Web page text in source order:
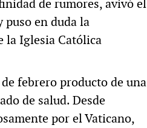
de rumores, avivó el
puso en duda la
la Iglesia Católica
febrero producto de una
de salud. Desde
por el Vaticano,